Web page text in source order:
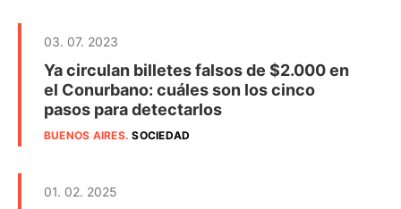
03. 07. 2023
Ya circulan billetes falsos de $2.000 en
el Conurbano: cuáles son los cinco
pasos para detectarlos
BUENOS AIRES.SOCIEDAD
01. 02. 2025